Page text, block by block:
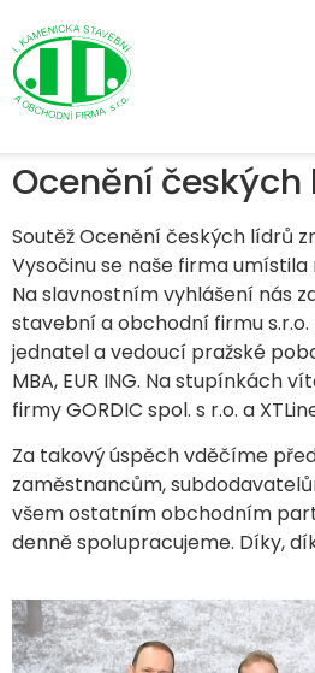
Ocenění
Soutěž Ocenění českých lídrů
Vysočinu se naše firma umístila
Na slavnostním vyhlášení nás
stavební a obchodní firmu
jednatel a vedoucí pražské
MBA, EUR ING. Na stupínkách
firmy GORDIC spol. s r.o. a
Za takový úspěch vděčíme
zaměstnancům,
všem ostatním obchodním
denně spolupracujeme. Díky,